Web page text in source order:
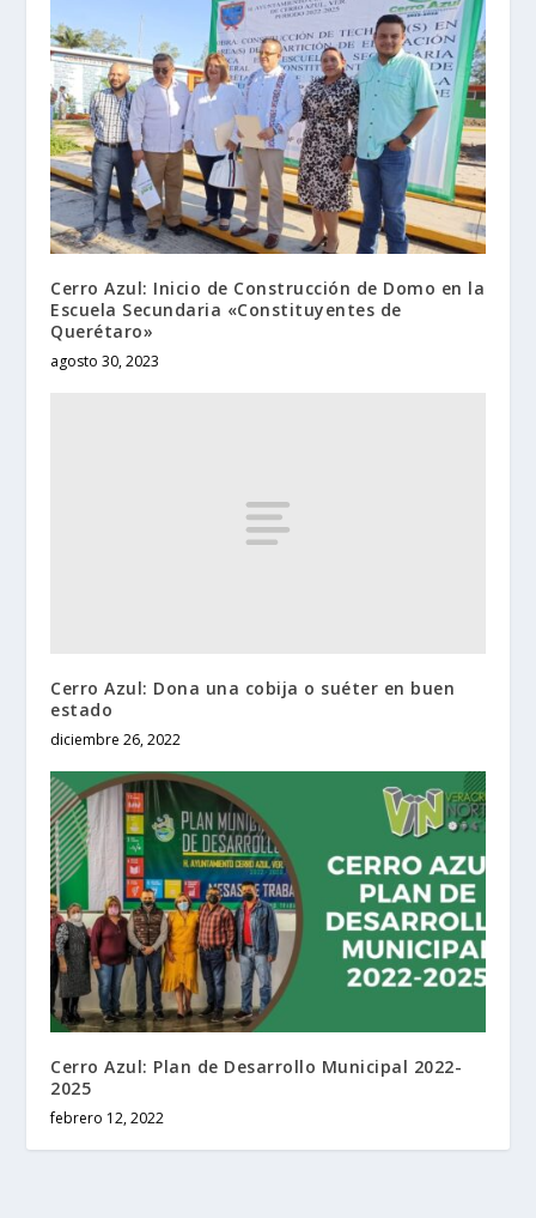
Cerro Azul: Inicio de Construcción de Domo en la
Escuela Secundaria «Constituyentes de
Querétaro»
agosto 30, 2023
Cerro Azul: Dona una cobija o suéter en buen
estado
diciembre 26, 2022
Cerro Azul: Plan de Desarrollo Municipal 2022-
2025
febrero 12, 2022